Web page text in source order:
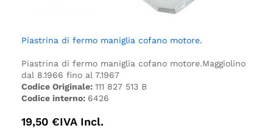
Piastrina di fermo maniglia cofano motore.
Piastrina di fermo maniglia cofano motore.Maggiolino
dal 8.1966 fino al 7.1967
Codice Originale: 111 827 513 B
Codice interno: 6426
19,50 €IVA Incl.